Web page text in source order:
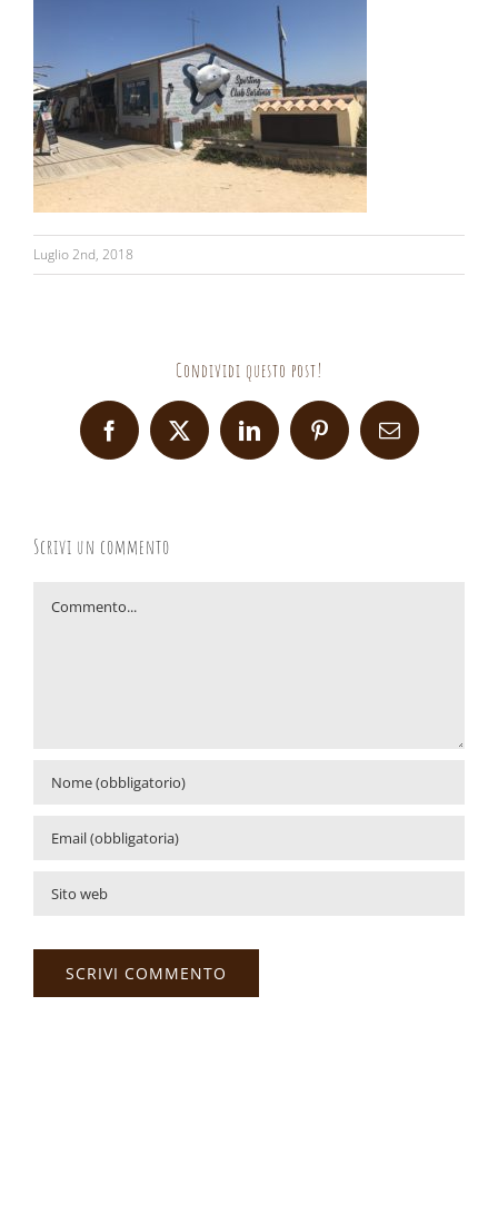
Luglio 2nd, 2018
Condividi questo post!
Facebook
X LinkedInPinterestEmail
Scrivi un commento